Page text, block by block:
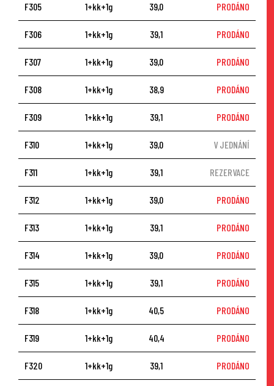
F305 1+kk+1g 39,0 PRODÁNO
F306 1+kk+1g 39,1 PRODÁNO
F307 1+kk+1g 39,0 PRODÁNO
F308 1+kk+1g 38,9 PRODÁNO
F309 1+kk+1g 39,1 PRODÁNO
F310 1+kk+1g 39,0 V JEDNÁNÍ
F311 1+kk+1g 39,1 REZERVACE
F312 1+kk+1g 39,0 PRODÁNO
F313 1+kk+1g 39,1 PRODÁNO
F314 1+kk+1g 39,0 PRODÁNO
F315 1+kk+1g 39,1 PRODÁNO
F318 1+kk+1g 40,5 PRODÁNO
F319 1+kk+1g 40,4 PRODÁNO
F320 1+kk+1g 39,1 PRODÁNO